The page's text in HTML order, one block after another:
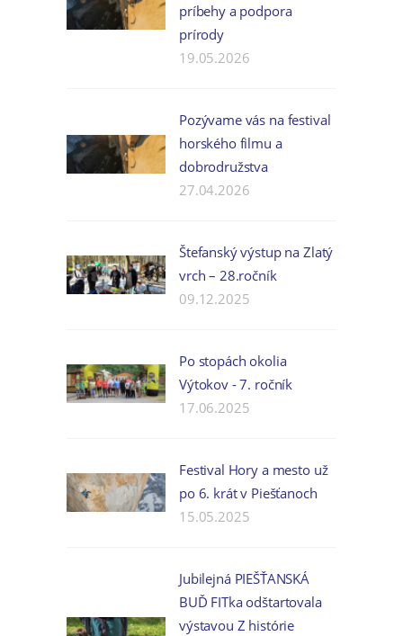
príbehy a podpora
prírody
19.05.2026
Pozývame vás na festival
horského filmu a
dobrodružstva
27.04.2026
Štefanský výstup na Zlatý
vrch – 28.ročník
09.12.2025
Po stopách okolia
Výtokov - 7. ročník
17.06.2025
Festival Hory a mesto už
po 6. krát v Piešťanoch
15.05.2025
Jubilejná PIEŠŤANSKÁ
BUĎ FITka odštartovala
výstavou Z histórie